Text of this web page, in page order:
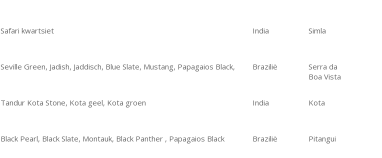
Safari kwartsiet India Simla
Seville Green, Jadish, Jaddisch, Blue Slate, Mustang, Papagaios Black, Brazilië
Serra da
Boa Vista
Tandur Kota Stone, Kota geel, Kota groen India Kota
Black Pearl, Black Slate, Montauk, Black Panther , Papagaios Black Brazilië Pitangui